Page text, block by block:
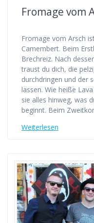
Fromage vom
Fromage vom Arsch
Camembert. Beim
Brechreiz. Nach
traust du dich, die
durchdringen und der
lassen. Wie heiße
sie alles hinweg, was
beginnt. Beim
Weiterlesen